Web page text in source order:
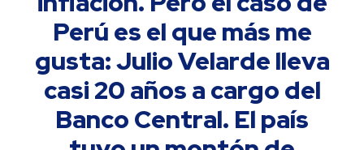
Perú es el que más me
gusta: Julio Velarde lleva
casi 20 años a cargo del
Banco Central. El país